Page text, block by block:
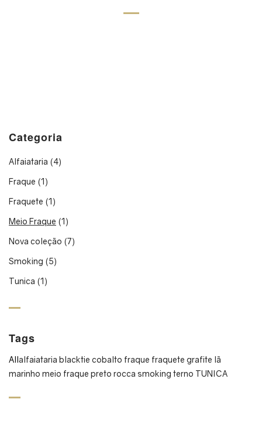
Categoria
Alfaiataria (4)
Fraque (1)
Fraquete (1)
Meio Fraque (1)
Nova coleção (7)
Smoking (5)
Tunica (1)
Tags
Allalfaiataria blacktie cobalto fraque fraquete grafite lã
marinho meio fraque preto rocca smoking terno TUNICA